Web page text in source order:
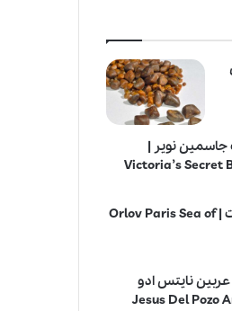
جاسمین نویر |
Victoria’s Secret
عطر ادکلن اورلوو سی آف لایت | Orlov Paris Sea of
نایتس ادو